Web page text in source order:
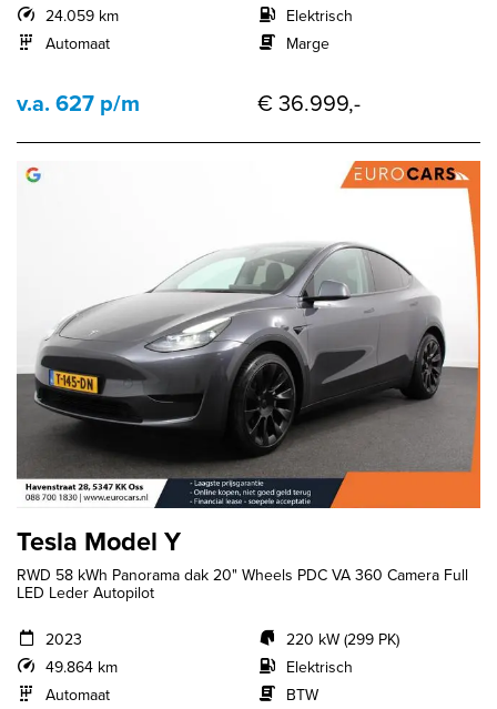
24.059 km
Automaat
Elektrisch
Marge
v.a. 627 p/m € 36.999,-
Tesla Model Y
RWD 58 kWh Panorama dak 20" Wheels PDC VA 360 Camera Full
LED Leder Autopilot
2023
49.864 km
Automaat
220 kW (299 PK)
Elektrisch
BTW